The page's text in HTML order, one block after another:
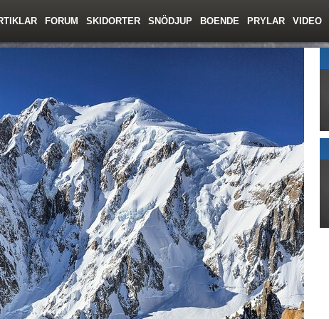
FORUM SKIDORTER SNÖDJUP BOENDE PRYLAR VIDEO